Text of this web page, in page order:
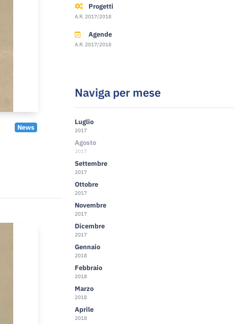
News
Progetti
A.R. 2017/2018
Agende
A.R. 2017/2018
Naviga per mese
Luglio
2017
Agosto
2017
Settembre
2017
Ottobre
2017
Novembre
2017
Dicembre
2017
Gennaio
2018
Febbraio
2018
Marzo
2018
Aprile
2018